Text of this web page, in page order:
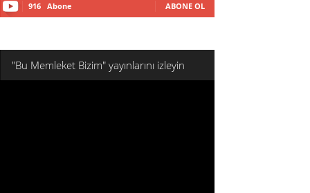
916 Abone ABONE OL
"Bu Memleket Bizim" yayınlarını izleyin